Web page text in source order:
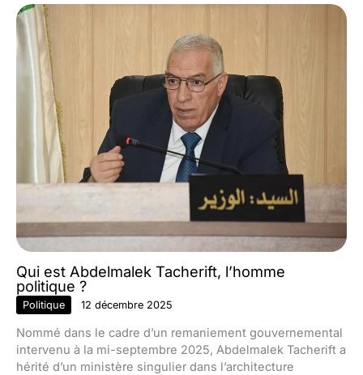
Qui est Abdelmalek Tacherift, l’homme
politique ?
Politique 12 décembre 2025
Nommé dans le cadre d’un remaniement gouvernemental
intervenu à la mi-septembre 2025, Abdelmalek Tacherift a
hérité d’un ministère singulier dans l’architecture